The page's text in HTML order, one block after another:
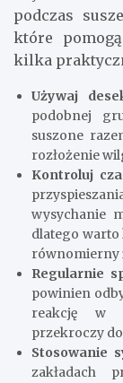
podczas
które
kilka
Używaj
podobnej
suszone
rozłożenie
Kontroluj
wysychanie
dlatego warto
równomierny
Regularnie
powinien
reakcję w
przekroczy
Stosowanie
zakładach